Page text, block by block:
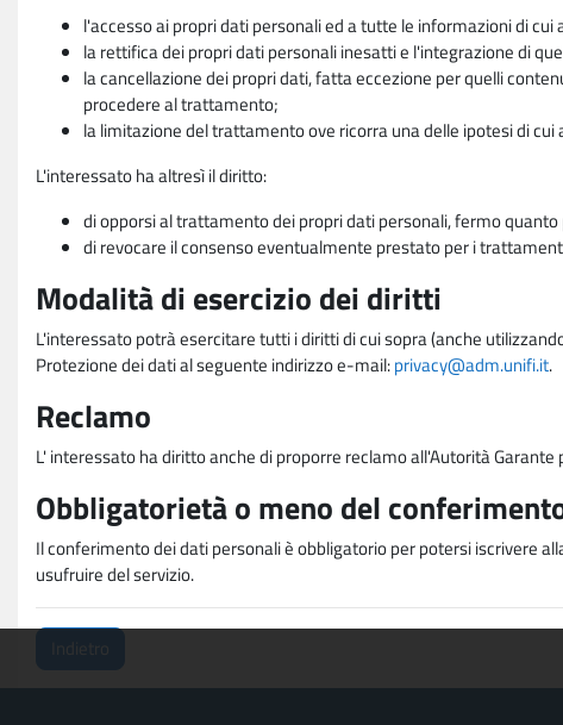
l'accesso ai propri dati personali ed a tutte le informazioni di cui
la rettifica dei propri dati personali inesatti e l'integrazione di
la cancellazione dei propri dati, fatta eccezione per quelli
procedere al trattamento;
la limitazione del trattamento ove ricorra una delle ipotesi di cui
L'interessato ha altresì il diritto:
di opporsi al trattamento dei propri dati personali, fermo
di revocare il consenso eventualmente prestato per i
Modalità di esercizio dei diritti
L'interessato potrà esercitare tutti i diritti di cui sopra (anche
Protezione dei dati al seguente indirizzo e-mail:privacy@adm.unifi.it.
Reclamo
L' interessato ha diritto anche di proporre reclamo all'Autorità
Obbligatorietà o meno del
Il conferimento dei dati personali è obbligatorio per potersi iscrivere
usufruire del servizio.
Indietro